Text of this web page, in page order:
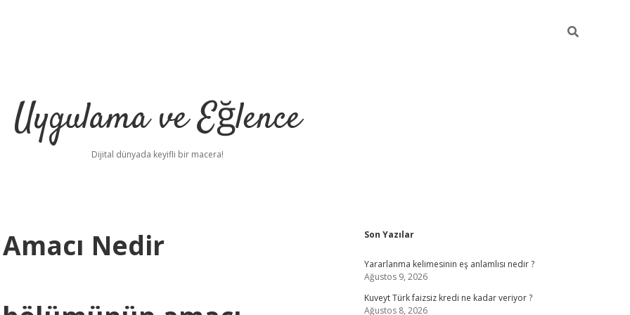
Uygulama ve Eğlence
Dijital dünyada keyifli bir macera!
Nedir
Sidebar
Son Yazılar
Yararlanma kelimesinin eş anlamlısı nedir ?
Ağustos 9, 2026
Kuveyt Türk faizsiz kredi ne kadar veriyor ?
Ağustos 8, 2026